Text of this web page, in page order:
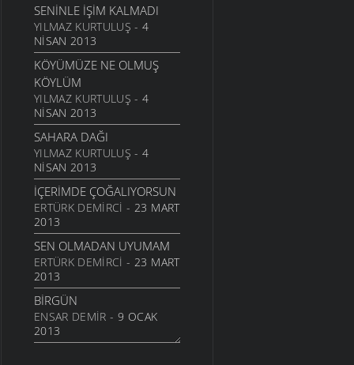
BENDE VARIM
24 TEMMUZ 2011
SARI KIZ
16 TEMMUZ 2011
GELIN CANLAR
3 TEMMUZ 2011
ARTVINIM II
29 HAZIRAN 2011
İNANMIŞTIN
26 HAZIRAN 2011
MANILER
10 HAZIRAN 2011
SÜRDÜM ATIMI
3 HAZIRAN 2011
ARKADAŞ
1 HAZIRAN 2011
ŞIIRIM
31 MAYIS 2011
SENINLE İŞIM KALMADI
YILMAZ KURTULUŞ - 4
NISAN 2013
KÖYÜMÜZE NE OLMUŞ
KÖYLÜM
YILMAZ KURTULUŞ - 4
NISAN 2013
SAHARA DAĞI
YILMAZ KURTULUŞ - 4
NISAN 2013
İÇERIMDE ÇOĞALIYORSUN
ERTÜRK DEMIRCI - 23 MART
2013
SEN OLMADAN UYUMAM
ERTÜRK DEMIRCI - 23 MART
2013
BIRGÜN
ENSAR DEMIR - 9 OCAK
2013